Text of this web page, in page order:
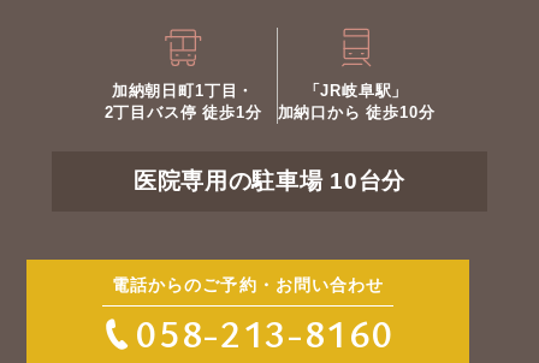
加納朝日町1丁目・
2丁目バス停 徒歩1分
「JR岐阜駅」
加納口から 徒歩10分
医院専用の駐車場 10台分
電話からのご予約・お問い合わせ
058-213-8160